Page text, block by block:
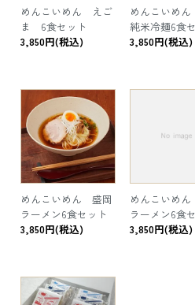
めんこいめん えご
ま 6食セット
3,850円(税込)
めんこいめ
純米冷麺6食
3,850円(税込)
めんこいめん 盛岡
ラーメン6食セット
3,850円(税込)
めんこいめ
ラーメン6食
3,850円(税込)